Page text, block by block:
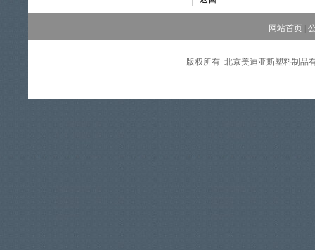
网站首页
版权所有 北京美迪亚斯塑料制品